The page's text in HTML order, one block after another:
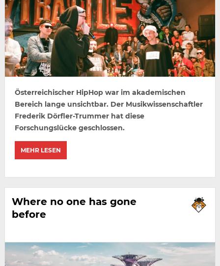
Österreichischer HipHop war im akademischen
Bereich lange unsichtbar. Der Musikwissenschaftler
Frederik Dörfler-Trummer hat diese
Forschungslücke geschlossen.
MEHR LESEN
Where no one has gone
before